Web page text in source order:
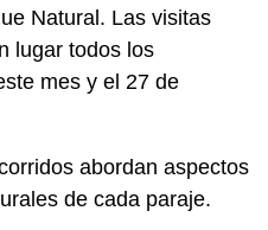
Natural. Las visitas
lugar todos los
mes y el 27 de
abordan aspectos
de cada paraje.